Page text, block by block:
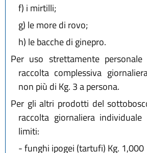
f) i mirtilli;
g) le more di rovo;
h) le bacche di ginepro.
Per uso strettamente
raccolta complessiva
non più di Kg. 3 a persona.
Per gli altri prodotti del
raccolta giornaliera
limiti:
-funghi ipogei (tartufi) Kg. 1,000